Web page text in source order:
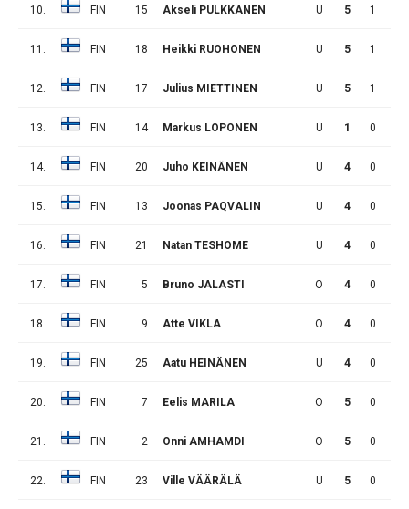
10. FIN 15 Akseli PULKKANEN U 5 1
11. FIN 18 Heikki RUOHONEN U 5 1
12. FIN 17 Julius MIETTINEN U 5 1
13. FIN 14 Markus LOPONEN U 1 0
14. FIN 20 Juho KEINÄNEN U 4 0
15. FIN 13 Joonas PAQVALIN U 4 0
16. FIN 21 Natan TESHOME U 4 0
17. FIN 5 Bruno JALASTI O 4 0
18. FIN 9 Atte VIKLA O 4 0
19. FIN 25 Aatu HEINÄNEN U 4 0
20. FIN 7 Eelis MARILA O 5 0
21. FIN 2 Onni AMHAMDI O 5 0
22. FIN 23 Ville VÄÄRÄLÄ U 5 0